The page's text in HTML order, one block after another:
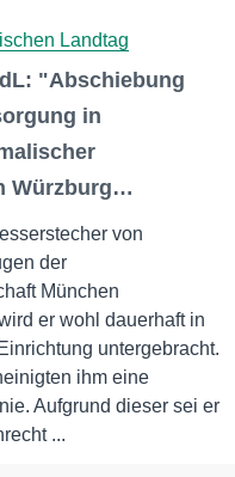
Landtag
"Abschiebung
in
Würzburg…
von
der
München
er wohl dauerhaft in
untergebracht.
ihm eine
Aufgrund dieser sei er
...